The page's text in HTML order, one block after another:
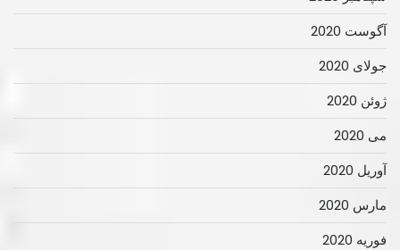
آگوست 2020
جولای 2020
ژوئن 2020
می 2020
آوریل 2020
مارس 2020
فوریه 2020